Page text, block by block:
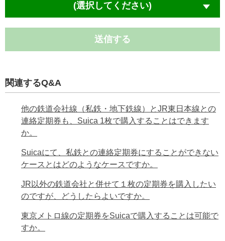
(選択してください)
送信する
関連するQ&A
他の鉄道会社線（私鉄・地下鉄線）とJR東日本線との
連絡定期券も、Suica 1枚で購入することはできます
か。
Suicaにて、私鉄との連絡定期券にすることができない
ケースとはどのようなケースですか。
JR以外の鉄道会社と併せて１枚の定期券を購入したい
のですが、どうしたらよいですか。
東京メトロ線の定期券をSuicaで購入することは可能で
すか。